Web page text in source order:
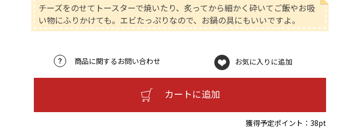
チーズをのせてトースターで焼いたり、炙ってから細かく砕いてご飯やお吸
い物にふりかけても。エビたっぷりなので、お鍋の具にもいいですよ。
商品に関するお問い合わせ お気に入りに追加
カートに追加
獲得予定ポイント： 38pt